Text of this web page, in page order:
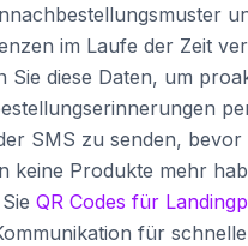
im Laufe der Zeit
Sie diese Daten, um
SMS zu senden, bevor
keine Produkte mehr
QR Codes für
für schnelle